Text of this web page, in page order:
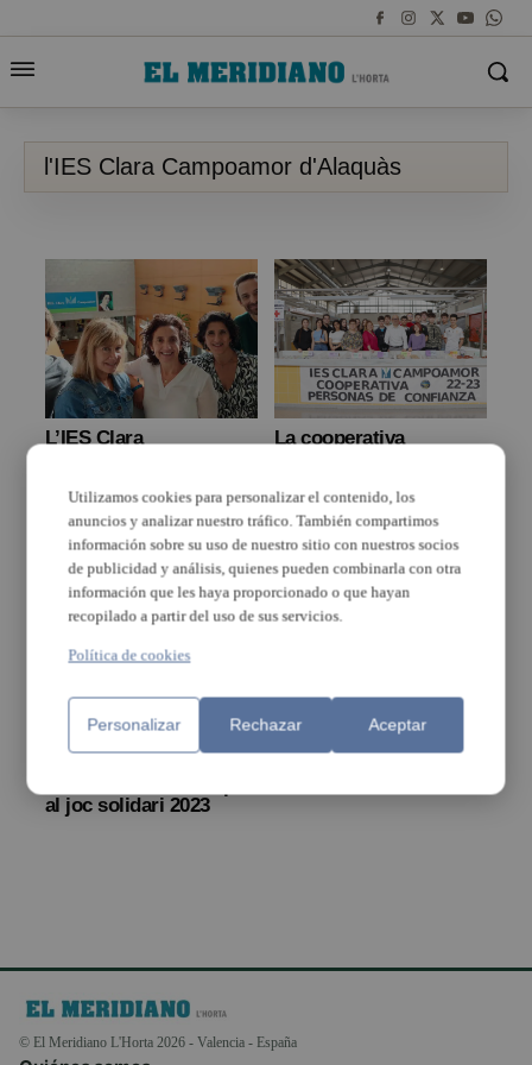
l'IES Clara Campoamor d'Alaquàs
L’IES Clara
l’Escola” de la
Diputació de València
La cooperativa
Campoamor d’Alaquás
venen els seus
productes al mercat
al joc solidari 2023
© El Meridiano L'Horta 2026 - Valencia - España
Utilizamos cookies para personalizar el contenido, los
anuncios y analizar nuestro tráfico. También compartimos
información sobre su uso de nuestro sitio con nuestros socios
de publicidad y análisis, quienes pueden combinarla con otra
información que les haya proporcionado o que hayan
recopilado a partir del uso de sus servicios.
Política de cookies
Personalizar Rechazar Aceptar